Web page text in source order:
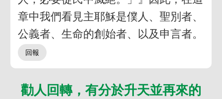
章中我們看見主耶穌是僕人、聖別者、
公義者、生命的創始者、以及申言者。
勸人回轉，有分於升天並再來的